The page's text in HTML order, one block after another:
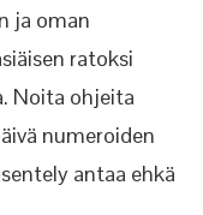
ja oman
ratoksi
Noita ohjeita
numeroiden
antaa ehkä